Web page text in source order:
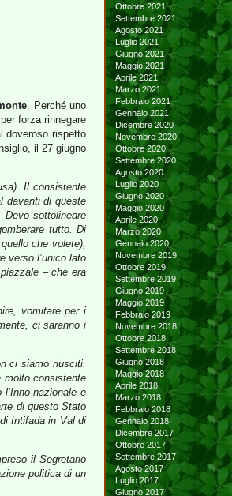
. Perché uno
forza rinnegare
doveroso rispetto
il 27 giugno
Il consistente
davanti di queste
Devo sottolineare
tutto. Di
che volete),
verso l’unico lato
– che era
vomitare per i
ci saranno i
ci siamo riusciti.
molto consistente
nazionale e
di questo Stato
Intifada in Val di
il Segretario
politica di un
Ottobre 2021
Settembre 2021
Agosto 2021
Luglio 2021
Giugno 2021
Maggio 2021
Aprile 2021
Marzo 2021
Febbraio 2021
Gennaio 2021
Dicembre 2020
Novembre 2020
Ottobre 2020
Settembre 2020
Agosto 2020
Luglio 2020
Giugno 2020
Maggio 2020
Aprile 2020
Marzo 2020
Gennaio 2020
Novembre 2019
Ottobre 2019
Settembre 2019
Giugno 2019
Maggio 2019
Febbraio 2019
Novembre 2018
Ottobre 2018
Settembre 2018
Giugno 2018
Maggio 2018
Aprile 2018
Marzo 2018
Febbraio 2018
Gennaio 2018
Dicembre 2017
Ottobre 2017
Settembre 2017
Agosto 2017
Luglio 2017
Giugno 2017